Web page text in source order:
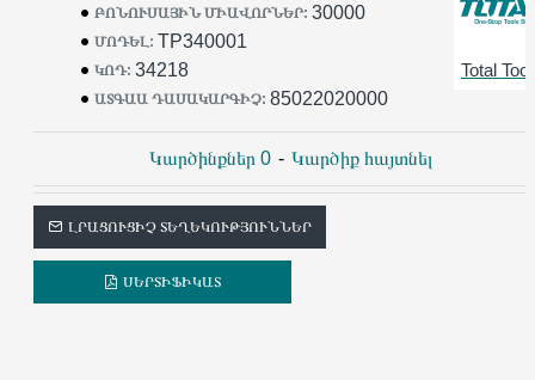
ԲՈՆՈՒՍԱՅԻՆ ՄԻԱՎՈՐՆԵՐ: 30000
ՄՈԴԵԼ: TP340001
ԿՈԴ: 34218
ԱՏԳԱԱ ԴԱՍԱԿԱՐԳԻՉ: 85022020000
Total
Կարծինքներ 0 - Կարծիք հայտնել
ԼՐԱՑՈՒՑԻՉ ՏԵՂԵԿՈՒԹՅՈՒՆՆԵՐ
ՍԵՐՏԻՖԻԿԱՏ